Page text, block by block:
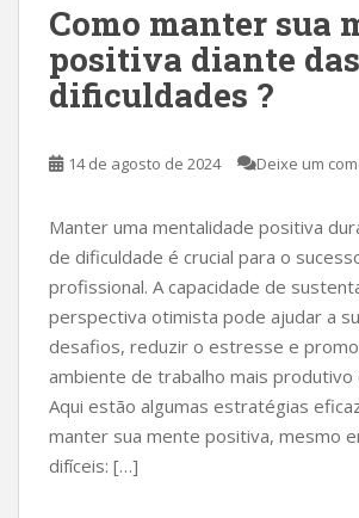
Como manter sua
positiva diante das
dificuldades ?
14 de agosto de 2024 Deixe um
Manter uma mentalidade positiva
de dificuldade é crucial para o
profissional. A capacidade de
perspectiva otimista pode ajudar a
desafios, reduzir o estresse e
ambiente de trabalho mais produtivo
Aqui estão algumas estratégias
manter sua mente positiva, mesmo
difíceis: […]